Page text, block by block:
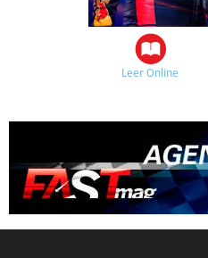
Leer Online